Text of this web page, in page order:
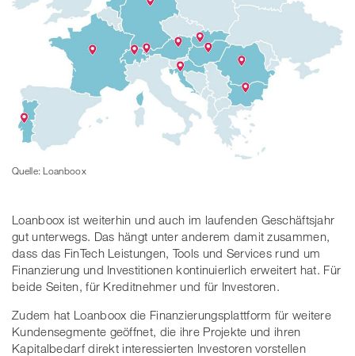
Quelle: Loanboox
Loanboox ist weiterhin und auch im laufenden Geschäftsjahr
gut unterwegs. Das hängt unter anderem damit zusammen,
dass das FinTech Leistungen, Tools und Services rund um
Finanzierung und Investitionen kontinuierlich erweitert hat. Für
beide Seiten, für Kreditnehmer und für Investoren.
Zudem hat Loanboox die Finanzierungsplattform für weitere
Kundensegmente geöffnet, die ihre Projekte und ihren
Kapitalbedarf direkt interessierten Investoren vorstellen